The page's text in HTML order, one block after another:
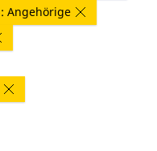
Angehörige